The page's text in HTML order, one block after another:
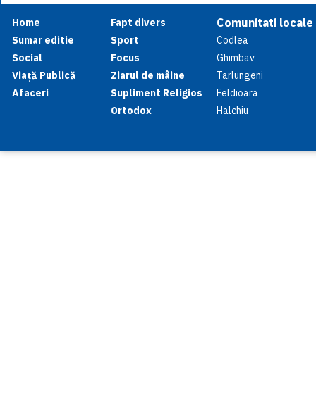
Home
Sumar editie
Social
Viață Publică
Afaceri
Fapt divers
Sport
Focus
Ziarul de mâine
Supliment Religios
Ortodox
Comunitati locale
Codlea
Ghimbav
Tarlungeni
Feldioara
Halchiu